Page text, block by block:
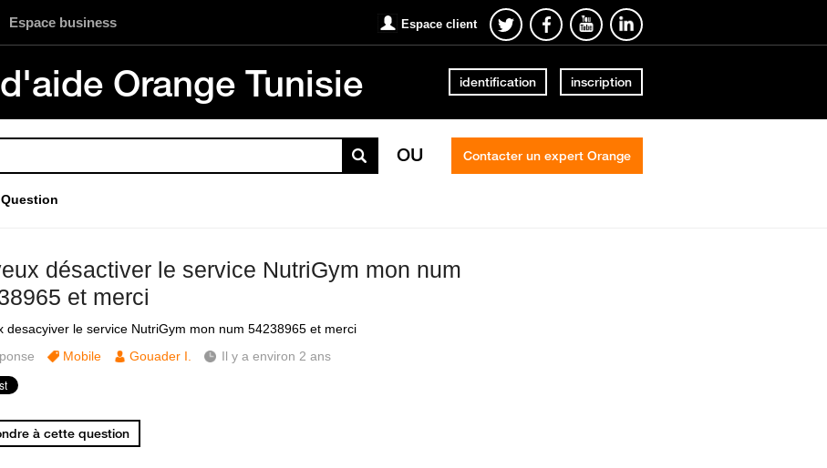
Espace business Espace client
Orange Tunisie identification inscription
OU Contacter un expert Orange
Question
désactiver le service NutriGym mon num
et merci
desacyiver le service NutriGym mon num 54238965 et merci
Mobile Gouader I. Il y a environ 2 ans
à cette question